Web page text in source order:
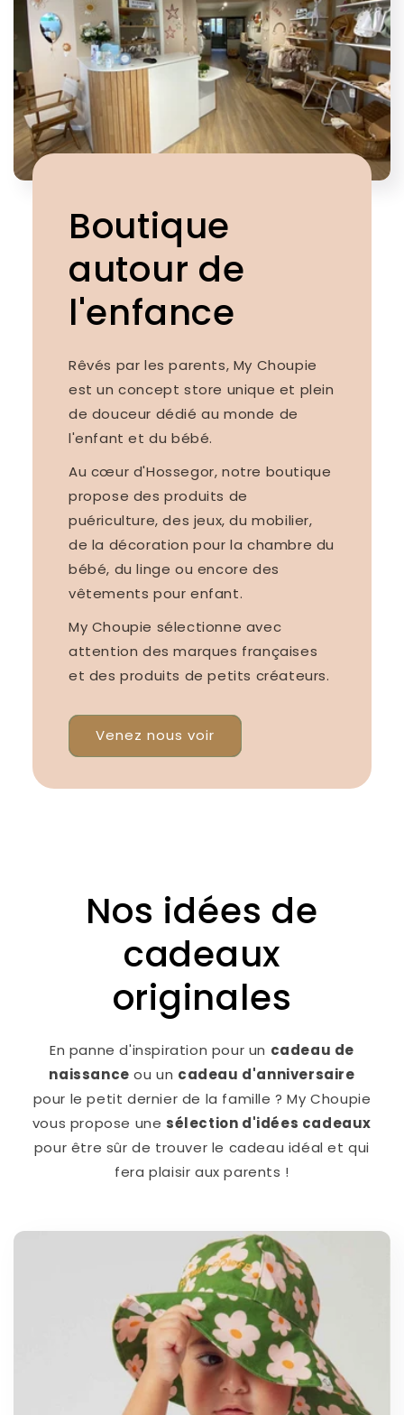
Boutique
autour de
l'enfance
Rêvés par les parents, My Choupie
est un concept store unique et plein
de douceur dédié au monde de
l'enfant et du bébé.
Au cœur d'Hossegor, notre boutique
propose des produits de
puériculture, des jeux, du mobilier,
de la décoration pour la chambre du
bébé, du linge ou encore des
vêtements pour enfant.
My Choupie sélectionne avec
attention des marques françaises
et des produits de petits créateurs.
Venez nous voir
Nos idées de
cadeaux
originales
En panne d'inspiration pour un cadeau de
naissance ou un cadeau d'anniversaire
pour le petit dernier de la famille ? My Choupie
vous propose une sélection d'idées cadeaux
pour être sûr de trouver le cadeau idéal et qui
fera plaisir aux parents !